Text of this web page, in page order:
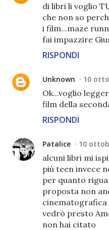
di libri li voglio
che non so
i film...maze
fai impazzire
RISPONDI
Unknown 10
Ok...voglio
film della
RISPONDI
Patalice 10
alcuni libri mi
più teen invece
per quanto
proposta non
cinematografica
vedrò presto
non hai citato